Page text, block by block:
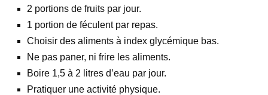
2 portions de fruits par jour.
1 portion de féculent par repas.
Choisir des aliments à index glycémique bas.
Ne pas paner, ni frire les aliments.
Boire 1,5 à 2 litres d’eau par jour.
Pratiquer une activité physique.